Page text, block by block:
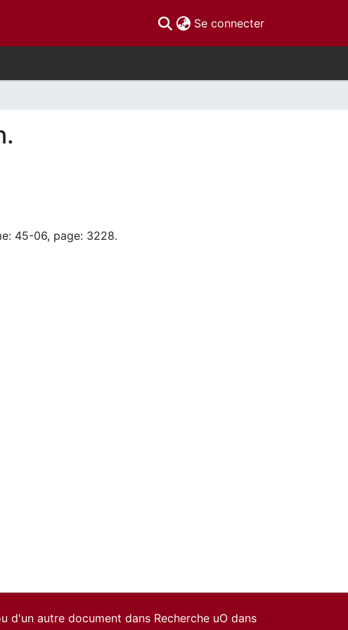
Se connecter(current)
45-06, page: 3228.
d'un autre document dans Recherche uO dans